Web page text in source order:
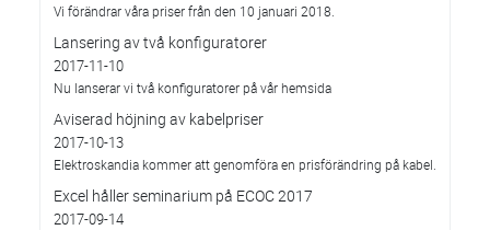
Vi förändrar våra priser från den 10 januari 2018.
Lansering av två konfiguratorer
2017-11-10
Nu lanserar vi två konfiguratorer på vår hemsida
Aviserad höjning av kabelpriser
2017-10-13
Elektroskandia kommer att genomföra en prisförändring på kabel.
Excel håller seminarium på ECOC 2017
2017-09-14